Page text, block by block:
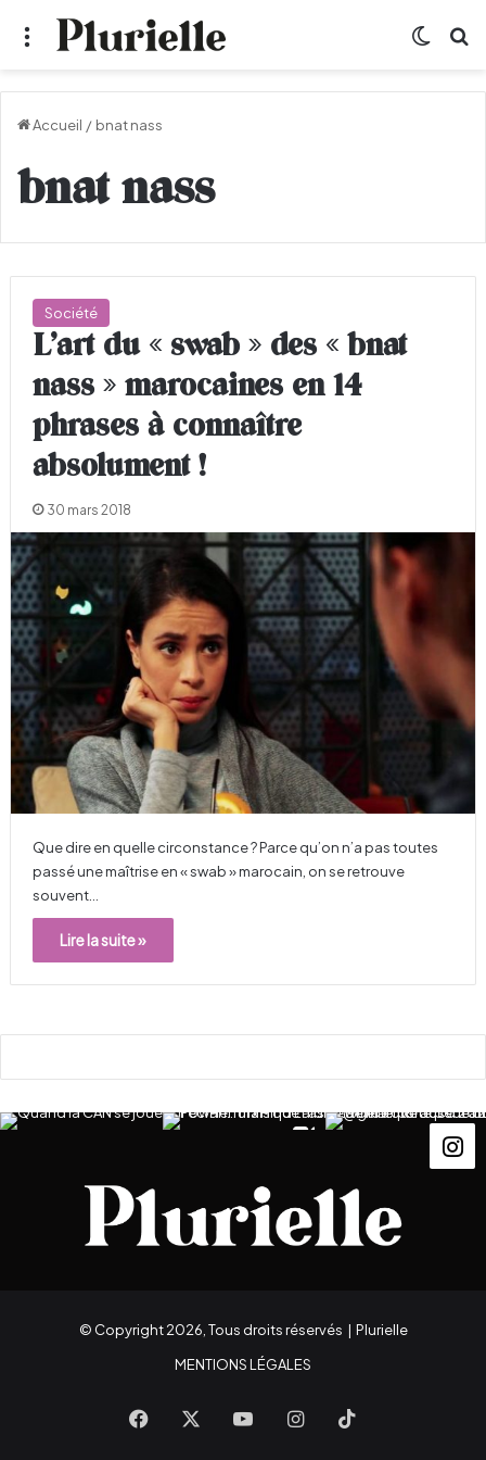
Menu
Accueil / bnat nass
bnat nass
Société
L’art du « swab » des « bnat
nass » marocaines en 14
phrases à connaître
absolument !
30 mars 2018
Que dire en quelle circonstance ? Parce qu’on n’a pas toutes
passé une maîtrise en « swab » marocain, on se retrouve
souvent…
Lire la suite »
© Copyright 2026, Tous droits réservés | Plurielle
MENTIONS LÉGALES
Facebook YouTubeInstagram